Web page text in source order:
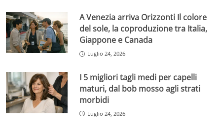
A Venezia arriva Orizzonti Il colore
del sole, la coproduzione tra Italia,
Giappone e Canada
Luglio 24, 2026
I 5 migliori tagli medi per capelli
maturi, dal bob mosso agli strati
morbidi
Luglio 24, 2026